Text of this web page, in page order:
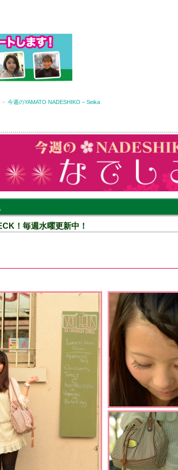
今週のYAMATO NADESHIKO – Seika
！毎週水曜更新中！